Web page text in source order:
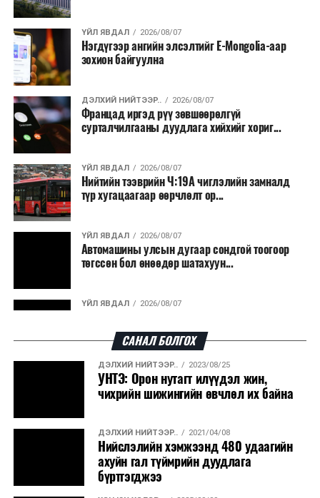
ҮЙЛ ЯВДАЛ 2026/08/07
Нэгдүгээр ангийн элсэлтийг E-Mongolia-аар
зохион байгуулна
ДЭЛХИЙ НИЙТЭЭР.. 2026/08/07
Францад иргэд рүү зөвшөөрөлгүй
сурталчилгааны дуудлага хийхийг хориг...
ҮЙЛ ЯВДАЛ 2026/08/07
Нийтийн тээврийн Ч:19А чиглэлийн замналд
түр хугацаагаар өөрчлөлт ор...
ҮЙЛ ЯВДАЛ 2026/08/07
Автомашины улсын дугаар сондгой тоогоор
төгссөн бол өнөөдөр шатахуун...
ҮЙЛ ЯВДАЛ 2026/08/07
ДЭЛХИЙ НИЙТЭЭР.. 2026/08/06
“Уралдронзавод” компанийн ерөнхий
захирлын автомашиныг дэлбэлжээ...
ҮЙЛ ЯВДАЛ
Сүхбаатар боомтоор тав хоногт 10 мянга гаруй
тонн АИ-92 автобензин и...
САНАЛ БОЛГОХ
ДЭЛХИЙ НИЙТЭЭР.. 2023/08/25
УНТЭ: Орон нутагт илүүдэл жин,
чихрийн шижингийн өвчлөл их байна
ДЭЛХИЙ НИЙТЭЭР.. 2021/04/08
Нийслэлийн хэмжээнд 480 удаагийн
ахуйн гал түймрийн дуудлага
бүртгэгджээ